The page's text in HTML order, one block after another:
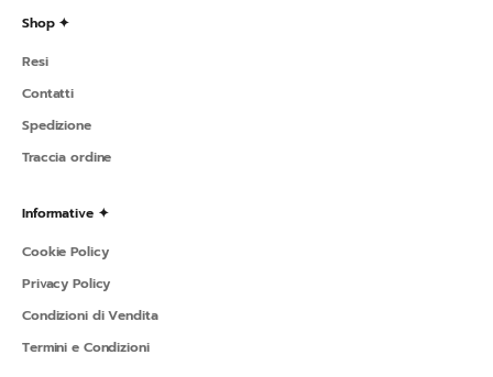
Shop ✦
Resi
Contatti
Spedizione
Traccia ordine
Informative ✦
Cookie Policy
Privacy Policy
Condizioni di Vendita
Termini e Condizioni